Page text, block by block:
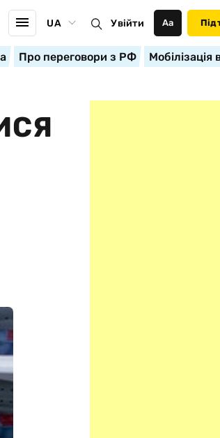
UA Увійти Аа
Про переговори з РФ Мобілізація